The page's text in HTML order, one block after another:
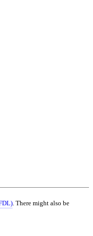
. There might also be